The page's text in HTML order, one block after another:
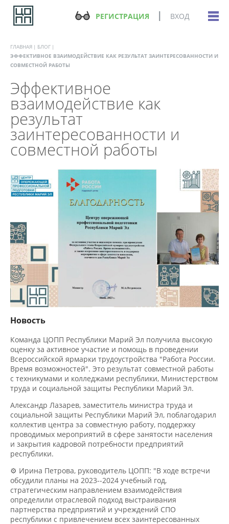
РЕГИСТРАЦИЯ ВХОД
ГЛАВНАЯ БЛОГ
ЭФФЕКТИВНОЕ ВЗАИМОДЕЙСТВИЕ КАК РЕЗУЛЬТАТ ЗАИНТЕРЕСОВАННОСТИ И
СОВМЕСТНОЙ РАБОТЫ
Эффективное
взаимодействие как
результат
заинтересованности и
совместной работы
оценку за активное участие и помощь в проведении
Всероссийской ярмарки трудоустройства "Работа России.
Время возможностей". Это результат совместной работы
с техникумами и колледжами республики, Министерством
труда и социальной защиты Республики Марий Эл.
социальной защиты Республики Марий Эл, поблагодарил
коллектив центра за совместную работу, поддержку
проводимых мероприятий в сфере занятости населения
и закрытия кадровой потребности предприятий
республики.
обсудили планы на 2023--2024 учебный год,
стратегическим направлением взаимодействия
определили отраслевой подход выстраивания
партнерства предприятий и учреждений СПО
республики с привлечением всех заинтересованных
сторон от студентов до руководителей организаций".